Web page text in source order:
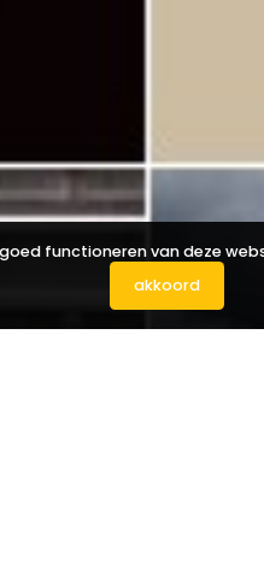
functioneren van deze
akkoord